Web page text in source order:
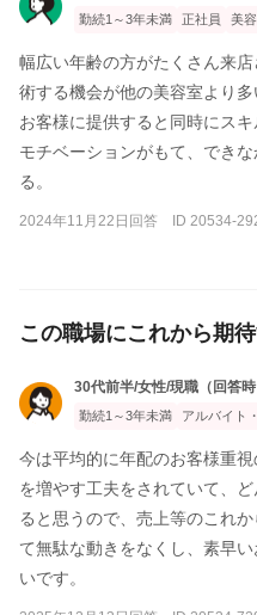
勤続1～3年未満
正社員 美
幅広い年齢の方がたくさん来
術する機会が他の美容室より
お客様に提供すると同時にス
モチベーションがもて、でき
る。
2024年11月22日回答 ID 20534-
この職場にこれから期
30代前半/女性/現職（回答時
勤続1～3年未満
アルバイト
今は平均的に年配のお客様重
を増やす工夫をされていて、
ると思うので、売上等のこれ
て無駄な動きをなくし、素早
いです。